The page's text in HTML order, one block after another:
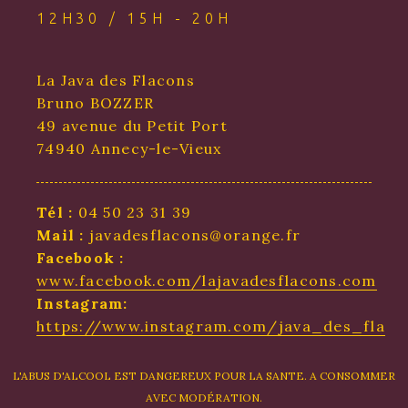
12H30 / 15H - 20H
La Java des Flacons
Bruno BOZZER
49 avenue du Petit Port
74940 Annecy-le-Vieux
Tél : 04 50 23 31 39
Mail : javadesflacons@orange.fr
Facebook :
www.facebook.com/lajavadesflacons.com
Instagram:
https://www.instagram.com/
L'ABUS D'ALCOOL EST DANGEREUX POUR LA SANTE. A CONSOMMER
AVEC MODÉRATION.